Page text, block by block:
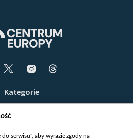
Kategorie
Opinie
serwisu", aby wyrazić zgody na